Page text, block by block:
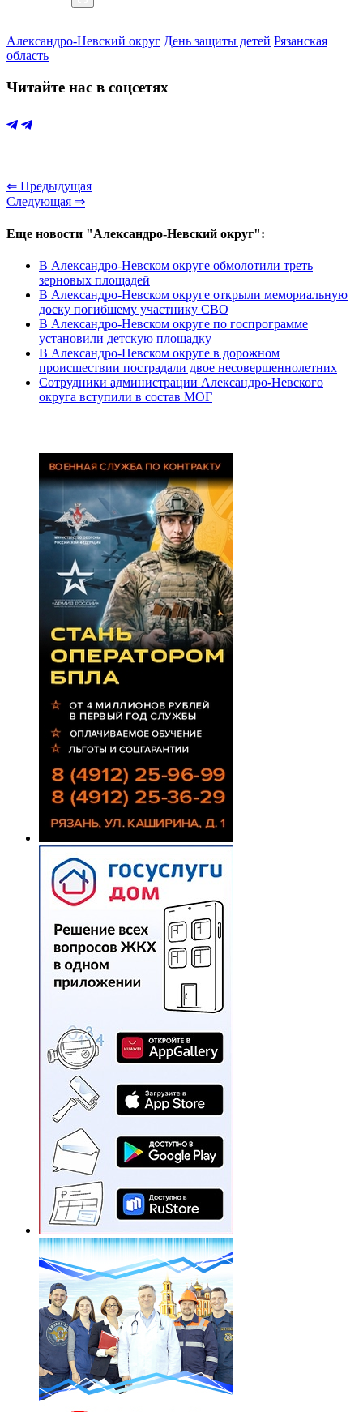
Александро-Невский округ День защиты детей Рязанская
область
Читайте нас в соцсетях
⇐ Предыдущая
Следующая ⇒
Еще новости "Александро-Невский округ":
В Александро-Невском округе обмолотили треть
зерновых площадей
В Александро-Невском округе открыли мемориальную
доску погибшему участнику СВО
В Александро-Невском округе по госпрограмме
установили детскую площадку
В Александро-Невском округе в дорожном
происшествии пострадали двое несовершеннолетних
Сотрудники администрации Александро-Невского
округа вступили в состав МОГ